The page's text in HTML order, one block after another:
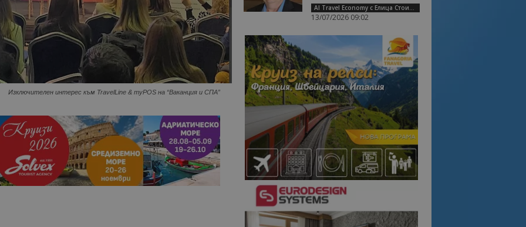
Изключителен интерес към TravelLine & myPOS на “Ваканция и СПА”
AI Travel Economy с Елица Стоилова
13/07/2026 09:02